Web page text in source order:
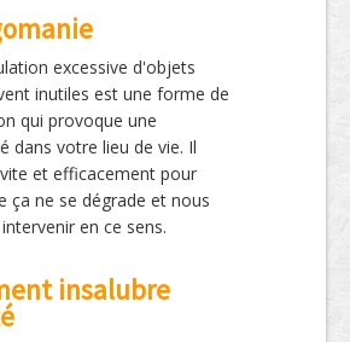
excessive d'objets
inutiles est une forme de
qui provoque une
dans votre lieu de vie. Il
et efficacement pour
ça ne se dégrade et nous
en ce sens.
insalubre